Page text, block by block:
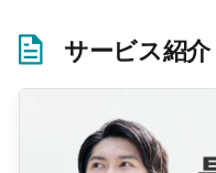
サービス紹介